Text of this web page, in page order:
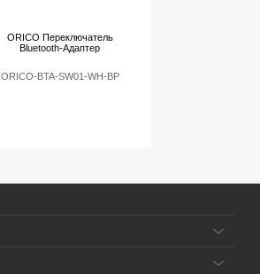
ORICO Переключатель
Bluetooth-Адаптер
ORICO-BTA-SW01-WH-BP